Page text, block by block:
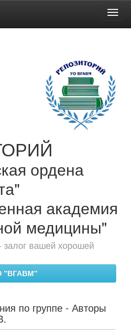
ордена
академия
медицины"
вашей хорошей
"ВГАВМ"
по группе - Авторы